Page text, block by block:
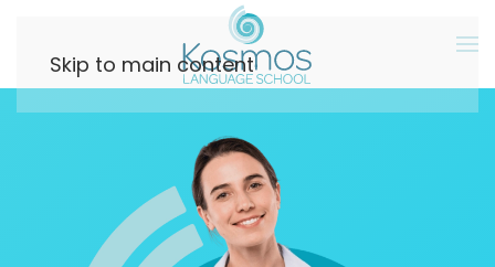
Skip to main content